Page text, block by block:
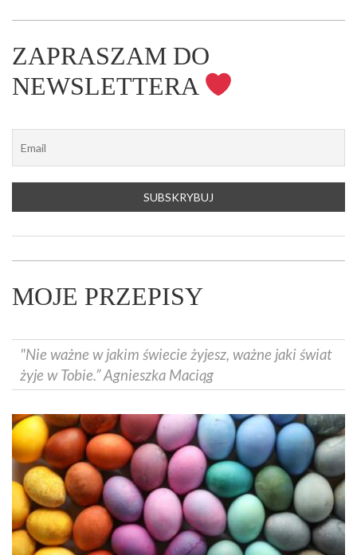
ZAPRASZAM DO
NEWSLETTERA
MOJE PRZEPISY
"Nie ważne w jakim świecie żyjesz, ważne jaki świat
żyje w Tobie.” Agnieszka Maciąg